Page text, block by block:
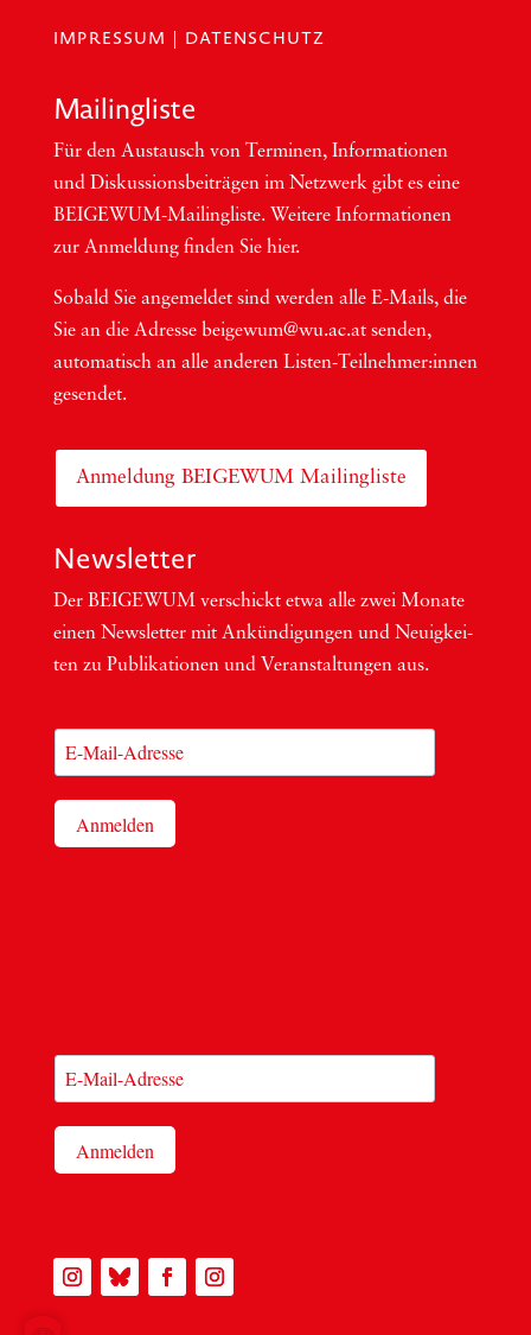
IMPRESSUM | DATENSCHUTZ
Mai­ling­lis­te
Für den Aus­tausch von Ter­mi­nen, Infor­ma­tio­nen
und Dis­kus­si­ons­bei­trä­gen im Netzwerk gibt es eine
BEI­GEWUM-Mai­ling­lis­te. Wei­te­re Infor­ma­tio­nen
zur Anmel­dung fin­den Sie hier.
Sobald Sie ange­mel­det sind wer­den alle E-Mails, die
Sie an die Adres­se beigewum@wu.ac.at sen­den,
auto­ma­tisch an alle ande­ren Lis­ten-Teil­neh­me­r:in­nen
gesendet.
Anmeldung BEIGEWUM Mailingliste
Newsletter
Der BEIGEWUM ver­schickt etwa alle zwei Mona­te
einen News­let­ter mit Ankün­di­gun­gen und Neu­ig­kei­
ten zu Publi­ka­tio­nen und Ver­an­stal­tun­gen aus.